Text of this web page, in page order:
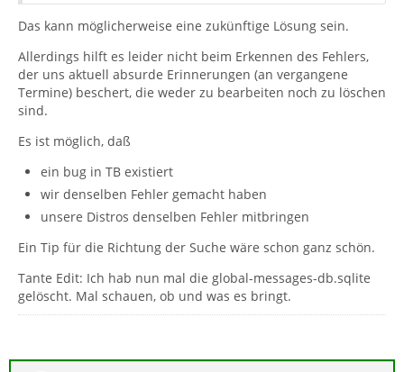
Das kann möglicherweise eine zukünftige Lösung sein.
Allerdings hilft es leider nicht beim Erkennen des Fehlers,
der uns aktuell absurde Erinnerungen (an vergangene
Termine) beschert, die weder zu bearbeiten noch zu löschen
sind.
Es ist möglich, daß
ein bug in TB existiert
wir denselben Fehler gemacht haben
unsere Distros denselben Fehler mitbringen
Ein Tip für die Richtung der Suche wäre schon ganz schön.
Tante Edit: Ich hab nun mal die global-messages-db.sqlite
gelöscht. Mal schauen, ob und was es bringt.